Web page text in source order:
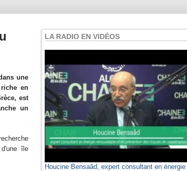
une
en
est
un
île
LA RADIO EN VIDÉOS
Houcine Bensaâd, expert consultant en énergie